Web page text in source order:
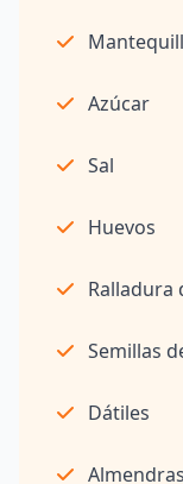
Azúcar
Sal
Huevos
Ralladura
Semillas
Dátiles
Almendras